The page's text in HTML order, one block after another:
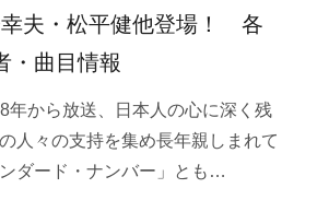
夫・松平健他登場！ 各
・曲目情報
から放送、日本人の心に深く残
人々の支持を集め長年親しまれて
ダード・ナンバー」とも…